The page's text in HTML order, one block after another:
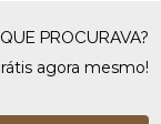
PROCURAVA?
agora mesmo!